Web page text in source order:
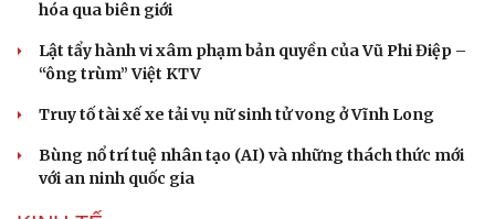
hóa qua biên giới
Lật tẩy hành vi xâm phạm bản quyền của Vũ Phi Điệp –
“ông trùm” Việt KTV
Truy tố tài xế xe tải vụ nữ sinh tử vong ở Vĩnh Long
Bùng nổ trí tuệ nhân tạo (AI) và những thách thức mới
với an ninh quốc gia